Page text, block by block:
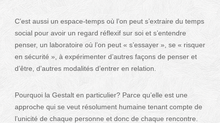
C’est aussi un espace-temps où l’on peut s’extraire du temps
social pour avoir un regard réflexif sur soi et s’entendre
penser, un laboratoire où l’on peut « s’essayer », se « risquer
en sécurité », à expérimenter d’autres façons de penser et
d’être, d’autres modalités d’entrer en relation.
Pourquoi la Gestalt en particulier? Parce qu’elle est une
approche qui se veut résolument humaine tenant compte de
l’unicité de chaque personne et donc de chaque rencontre.